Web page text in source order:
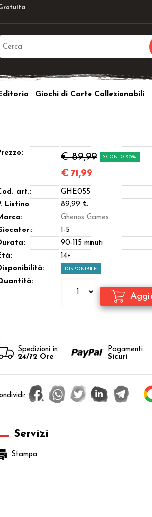
Editoria Giochi di Carte Collezionabili
€ 89,99 SCONTO 20%
€ 71,99
art.:
GHE055
Listino:
89,99 €
Ghenos Games
1-5
90-115 minuti
14+
DISPONIBILE
Spedizioni in
24/72 Ore
Pagamenti
Sicuri
Servizi
Stampa